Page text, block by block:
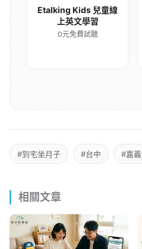
Etalking Kids 兒童線
上英文學習
0元免費試聽
#到宅坐月子 #台中 #嘉義
相關文章